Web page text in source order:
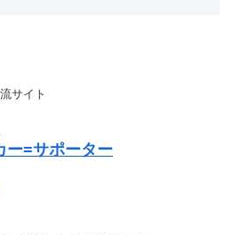
サイト
ー=サポーター